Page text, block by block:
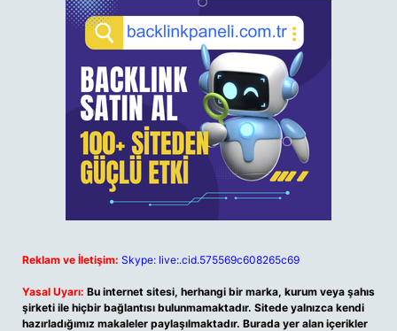
Reklam ve İletişim: Skype: live:.cid.575569c608265c69
Yasal Uyarı: Bu internet sitesi, herhangi bir marka, kurum veya şahıs
şirketi ile hiçbir bağlantısı bulunmamaktadır. Sitede yalnızca kendi
hazırladığımız makaleler paylaşılmaktadır. Burada yer alan içerikler